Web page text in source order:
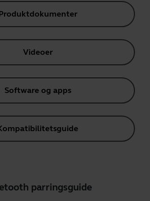
Videoer
Software og apps
parringsguide